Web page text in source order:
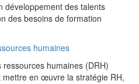
développement des talents
des besoins de formation
humaines
humaines (DRH)
mettre en œuvre la stratégie RH,